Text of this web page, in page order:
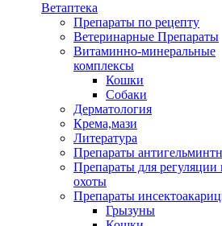
Ветаптека
Препараты по рецепту
Ветеринарные Препараты
Витаминно-минеральные
комплексы
Кошки
Собаки
Дерматология
Крема,мази
Литература
Препараты
Препараты для регуляции
охоты
Препараты
Грызуны